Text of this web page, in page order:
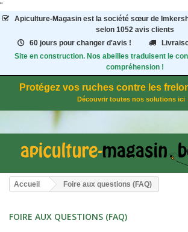
"
Apiculture-Magasinest la société sœur de
selon 1052 avis clients
60 jours pour changer d'avis !
Site en construction. Nos abeilles traduisent le
compréhension !
Protégez vos ruches contre les
Découvrir toutes nos solutions ici
Accueil Foire aux questions (FAQ)
FOIRE AUX QUESTIONS (FAQ)